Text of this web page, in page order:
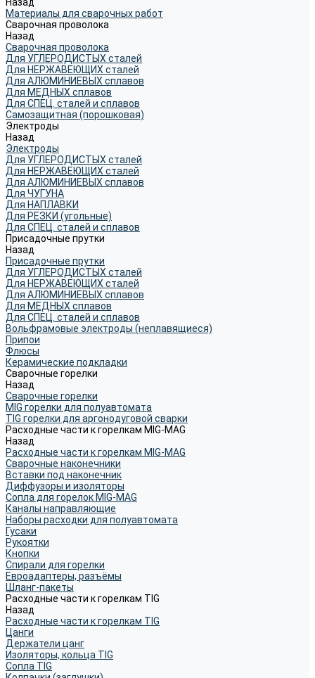
Материалы для сварочных работ
Сварочная проволока
Назад
Сварочная проволока
Для УГЛЕРОДИСТЫХ сталей
Для НЕРЖАВЕЮЩИХ сталей
Для АЛЮМИНИЕВЫХ сплавов
Для МЕДНЫХ сплавов
Для СПЕЦ. сталей и сплавов
Самозащитная (порошковая)
Электроды
Назад
Электроды
Для УГЛЕРОДИСТЫХ сталей
Для НЕРЖАВЕЮЩИХ сталей
Для АЛЮМИНИЕВЫХ сплавов
Для ЧУГУНА
Для НАПЛАВКИ
Для РЕЗКИ (угольные)
Для СПЕЦ. сталей и сплавов
Присадочные прутки
Назад
Присадочные прутки
Для УГЛЕРОДИСТЫХ сталей
Для НЕРЖАВЕЮЩИХ сталей
Для АЛЮМИНИЕВЫХ сплавов
Для МЕДНЫХ сплавов
Для СПЕЦ. сталей и сплавов
Вольфрамовые электроды (неплавящиеся)
Припои
Флюсы
Керамические подкладки
Сварочные горелки
Назад
Сварочные горелки
MIG горелки для полуавтомата
TIG горелки для аргонодуговой сварки
Расходные части к горелкам MIG-MAG
Назад
Расходные части к горелкам MIG-MAG
Сварочные наконечники
Вставки под наконечник
Диффузоры и изоляторы
Сопла для горелок MIG-MAG
Каналы направляющие
Наборы расходки для полуавтомата
Гусаки
Рукоятки
Кнопки
Спирали для горелки
Евроадаптеры, разъёмы
Шланг-пакеты
Расходные части к горелкам TIG
Назад
Расходные части к горелкам TIG
Цанги
Держатели цанг
Изоляторы, кольца TIG
Сопла TIG